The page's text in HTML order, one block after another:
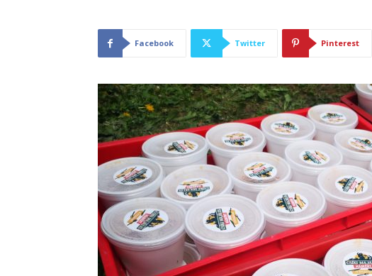
Facebook Twitter Pinterest